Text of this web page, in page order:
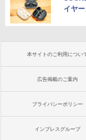
イヤ
本サイトのご利用につい
広告掲載のご案内
プライバシーポリシー
インプレスグループ